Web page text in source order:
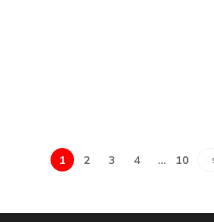
1 2 3 4 … 10